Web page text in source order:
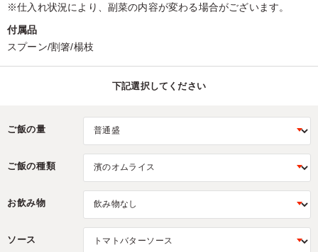
※仕入れ状況により、副菜の内容が変わる場合がございます。
付属品
スプーン/割箸/楊枝
下記選択してください
ご飯の量
ご飯の種類
お飲み物
ソース